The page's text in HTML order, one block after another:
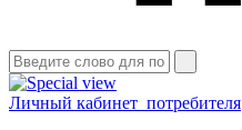
Личный кабинет потребителя